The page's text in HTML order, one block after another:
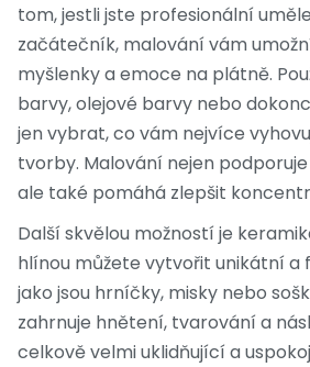
tom, jestli jste profesionální
začátečník, malování vám
myšlenky a emoce na plátně.
barvy, olejové barvy nebo
jen vybrat, co vám nejvíce
tvorby. Malování nejen
ale také pomáhá zlepšit
Další skvělou možností je
hlínou můžete vytvořit unikátní a
jako jsou hrníčky, misky nebo
zahrnuje hnětení, tvarování a
celkově velmi uklidňující a